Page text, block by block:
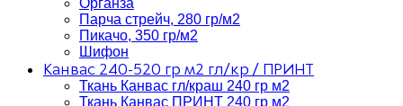
Органза
Парча стрейч, 280 гр/м2
Пикачо, 350 гр/м2
Шифон
Канвас 240-520 гр м2 гл/кр / ПРИНТ
Ткань Канвас гл/краш 240 гр м2
Ткань Канвас ПРИНТ 240 гр м2